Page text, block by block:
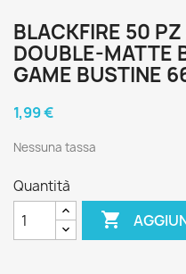
BLACKFIRE 50
DOUBLE-MATTE
GAME BUSTINE
1,99 €
Nessuna tassa
Quantità
